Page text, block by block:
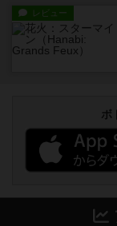
レビュー
ボ